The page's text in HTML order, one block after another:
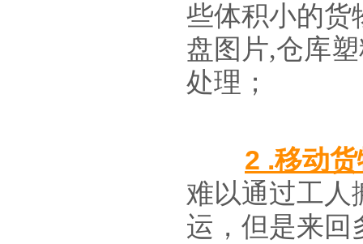
些体积小的货
盘图片,仓库
处理；
2 .移动
难以通过工人
运，但是来回